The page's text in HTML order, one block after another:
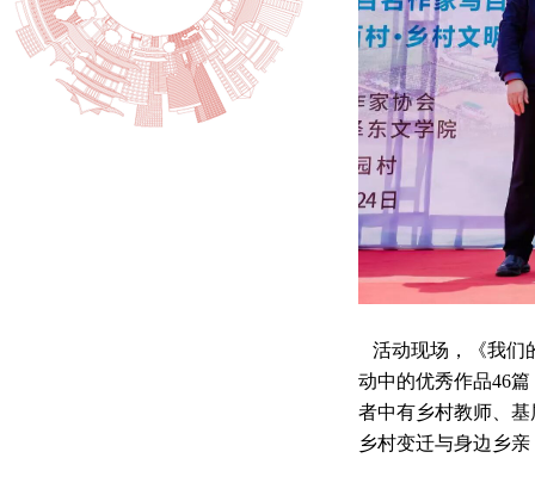
活动现场，《我们
动中的优秀作品46
者中有乡村教师、
乡村变迁与身边乡